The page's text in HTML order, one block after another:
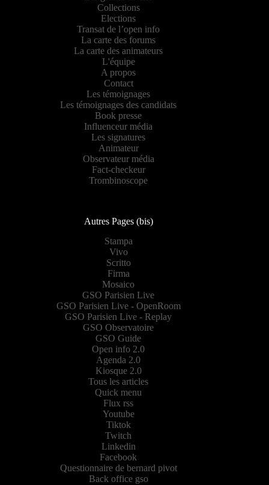
Collections
Elections
Transat de l’open info
La carte des forums
La carte des animateurs
L'équipe
A propos
Contact
Les témoignages
Les témoignages des candidats
Book presse
Influenceur média
Les signatures
Animateur
Observateur média
Fact-checkeur
Trombinoscope
Autres Pages (bis)
Stampa
Vivo
Scritto
Firma
Mosaico
GSO Parisien Live
GSO Parisien Live - OpenRoom
GSO Parisien Live - Replay
GSO Observatoire
GSO Guide
Open info 2.0
Agenda 2.0
Kiosque 2.0
Tous les articles
Quick menu
Flux rss
Youtube
Tiktok
Twitch
Linkedin
Facebook
Questionnaire de bernard pivot
Back office gso